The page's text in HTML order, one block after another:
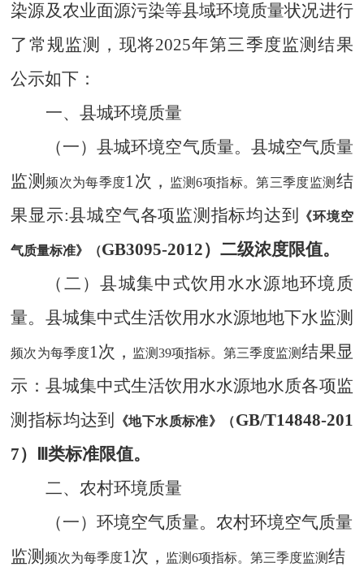
染源及农业面源污染等县域环境质量状况进行
了常规监测 ，现将2025年第三季度监测结果
公示如下：
一、县城环境质量
（一）县城环境空气质量。 县城空气质量
监测频次为每季度1次， 监测6项指标。第三季度监测 结
果显示:县城空气各项监测 指标均达到 《环境空
气质量标准》（GB3095-2012）二级浓度限值。
（二）县城集中式饮用水水源地环境质
量。 县城集中式生活饮用水水源地地下水监测
频次为每季度1次， 监测39项指标。第三季度监测结果显
示 ：县城集中式生活饮用水水源地水质各项监
测指标均达到 《地下水质标准》（GB/T14848-201
7）Ⅲ类标准限值。
二、农村环境质量
（一）环境空气质量。农村环境空气质量
监测频次为每季度1次， 监测6项指标。第三季度监测结